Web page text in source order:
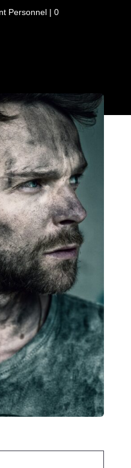
Personnel| 0